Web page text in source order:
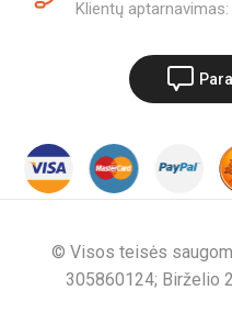
Klientų aptarnavimas:
© Visos teisės
305860124; Birželio